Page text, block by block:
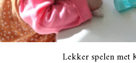
Lekker spelen met